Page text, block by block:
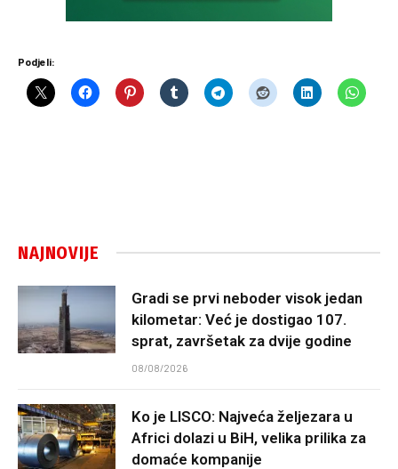
Podjeli:
NAJNOVIJE
Gradi se prvi neboder visok jedan
kilometar: Već je dostigao 107.
sprat, završetak za dvije godine
08/08/2026
Ko je LISCO: Najveća željezara u
Africi dolazi u BiH, velika prilika za
domaće kompanije